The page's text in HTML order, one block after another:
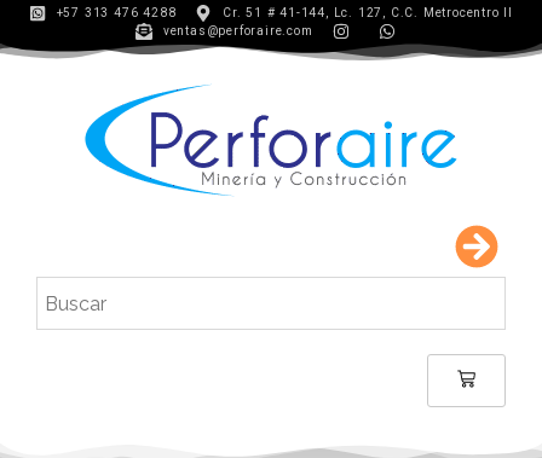
+57 313 476 4288
Cr. 51 # 41-144, Lc. 127, C.C. Metrocentro II
ventas@perforaire.com